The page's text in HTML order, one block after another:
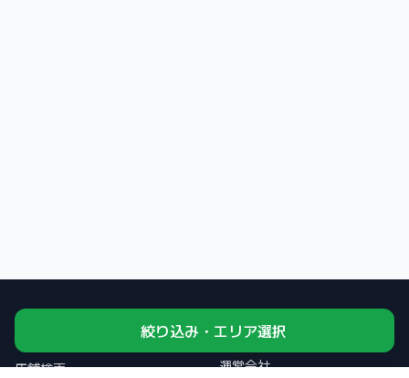
絞り込み・エリア選択
店舗検索
運営・規約
運営会社